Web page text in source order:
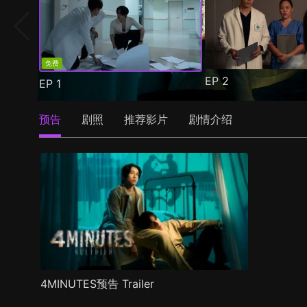
免费
EP 1 EP2
预告 剧照 推荐影片 剧情介绍
4MINUTES预告 Trailer